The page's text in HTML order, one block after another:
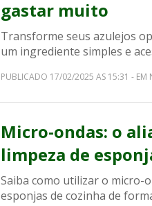
gastar muito
Transforme seus azulejos
um ingrediente simples e
PUBLICADO 17/02/2025 AS 15:31 - EM
Micro-ondas: o
limpeza de
Saiba como utilizar o micro-
esponjas de cozinha de